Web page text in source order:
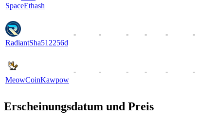
SpaceEthash
RadiantSha512256d
- - - - - -
MeowCoinKawpow
- - - - - -
Erscheinungsdatum und Preis